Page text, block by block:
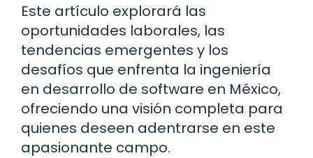
Este artículo explorará las
oportunidades laborales, las
tendencias emergentes y los
desafíos que enfrenta la ingeniería
en desarrollo de software en México,
ofreciendo una visión completa para
quienes deseen adentrarse en este
apasionante campo.